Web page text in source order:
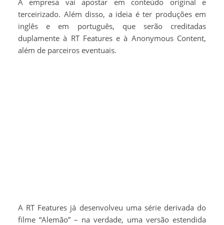
A empresa vai apostar em conteúdo original e
terceirizado. Além disso, a ideia é ter produções em
inglês e em português, que serão creditadas
duplamente à RT Features e à Anonymous Content,
além de parceiros eventuais.
A RT Features já desenvolveu uma série derivada do
filme “Alemão” – na verdade, uma versão estendida